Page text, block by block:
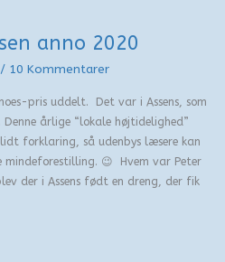
anno 2020
/ 10 Kommentarer
pris uddelt. Det var i Assens, som
årlige “lokale højtidelighed”
forklaring, så udenbys læsere kan
mindeforestilling. 😉 Hvem var Peter
der i Assens født en dreng, der fik